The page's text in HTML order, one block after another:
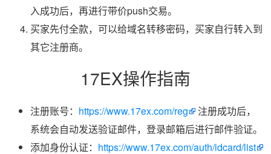
入成功后，再进行带价push交易。
买家先付全款，可以给域名转移密码，买家自行转入到
其它注册商。
17EX操作指南
注册账号： https://www.17ex.com/reg
注册成功后，
系统会自动发送验证邮件，登录邮箱后进行邮件验证。
添加身份认证： https://www.17ex.com/auth/idcard/list